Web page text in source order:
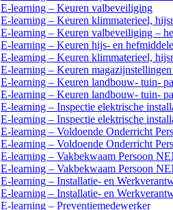
E-learning – Keuren valbeveiliging
E-learning – Keuren klimmaterieel,
E-learning – Keuren valbeveiliging –
E-learning – Keuren hijs- en
E-learning – Keuren klimmaterieel,
E-learning – Keuren magazijnstellingen
E-learning – Keuren landbouw- tuin-
E-learning – Keuren landbouw- tuin-
E-learning – Inspectie elektrische
E-learning – Inspectie elektrische
E-learning – Voldoende Onderricht
E-learning – Voldoende Onderricht
E-learning – Vakbekwaam Persoon
E-learning – Vakbekwaam Persoon
E-learning – Installatie- en
E-learning – Installatie- en
E-learning – Preventiemedewerker